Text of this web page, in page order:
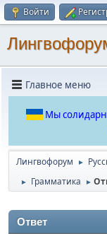
Войти
Главное меню
Мы
Лингвофорум ►
► Грамматика ►
Ответ